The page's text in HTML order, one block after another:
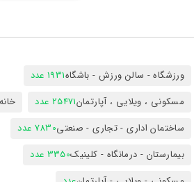
ورزشگاه - سالن ورزش - باشگاه1931 عدد
مسکونی ، ویلایی ، آپارتمان25471 عدد
ساختمان اداری - تجاری - صنعتی7830 عدد
بیمارستان - درمانگاه - کلینیک3350 عدد